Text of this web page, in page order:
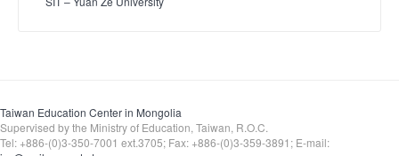
Taiwan Education Center in Mongolia
Supervised by the Ministry of Education, Taiwan, R.O.C.
Tel: +886-(0)3-350-7001 ext.3705; Fax: +886-(0)3-359-3891; E-mail: